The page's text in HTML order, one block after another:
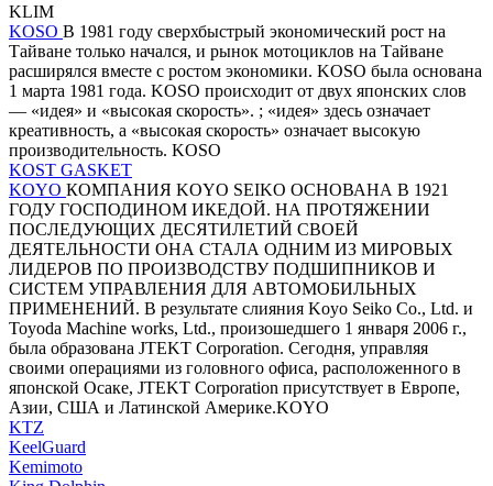
KLIM
KOSO В 1981 году сверхбыстрый экономический рост на
Тайване только начался, и рынок мотоциклов на Тайване
расширялся вместе с ростом экономики. KOSO была основана
1 марта 1981 года. KOSO происходит от двух японских слов
— «идея» и «высокая скорость». ; «идея» здесь означает
креативность, а «высокая скорость» означает высокую
производительность. KOSO
KOST GASKET
KOYO КОМПАНИЯ KOYO SEIKO ОСНОВАНА В 1921
ГОДУ ГОСПОДИНОМ ИКЕДОЙ. НА ПРОТЯЖЕНИИ
ПОСЛЕДУЮЩИХ ДЕСЯТИЛЕТИЙ СВОЕЙ
ДЕЯТЕЛЬНОСТИ ОНА СТАЛА ОДНИМ ИЗ МИРОВЫХ
ЛИДЕРОВ ПО ПРОИЗВОДСТВУ ПОДШИПНИКОВ И
СИСТЕМ УПРАВЛЕНИЯ ДЛЯ АВТОМОБИЛЬНЫХ
ПРИМЕНЕНИЙ. В результате слияния Koyo Seiko Co., Ltd. и
Toyoda Machine works, Ltd., произошедшего 1 января 2006 г.,
была образована JTEKT Corporation. Сегодня, управляя
своими операциями из головного офиса, расположенного в
японской Осаке, JTEKT Corporation присутствует в Европе,
Азии, США и Латинской Америке.KOYO
KTZ
KeelGuard
Kemimoto